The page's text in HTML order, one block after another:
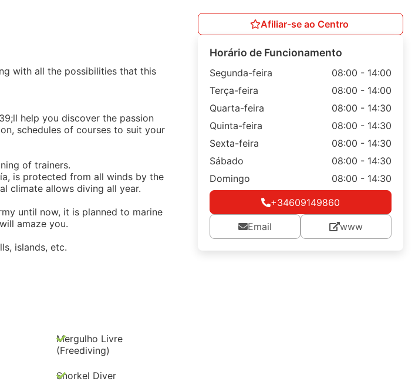
with all the possibilities that this
help you discover the passion
schedules of courses to suit your
of trainers.
is protected from all winds by the
climate allows diving all year.
until now, it is planned to marine
amaze you.
islands, etc.
Mergulho Livre
(Freediving)
Snorkel Diver
Afiliar-se ao Centro
Horário de Funcionamento
Segunda-feira
08:00 - 14:00
Terça-feira
08:00 - 14:00
Quarta-feira
08:00 - 14:30
Quinta-feira
08:00 - 14:30
Sexta-feira
08:00 - 14:30
Sábado
08:00 - 14:30
Domingo
08:00 - 14:30
+34609149860
Email www